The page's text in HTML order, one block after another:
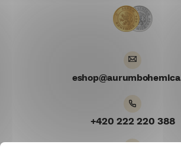
eshop@
+420 222 220 388